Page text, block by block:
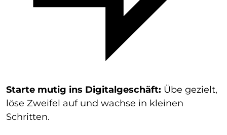
Starte mutig ins Digitalgeschäft: Übe gezielt,
löse Zweifel auf und wachse in kleinen
Schritten.